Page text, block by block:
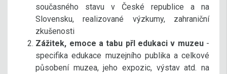
současného stavu v České republice a na
Slovensku, realizované výzkumy, zahraniční
zkušenosti
Zážitek, emoce a tabu přI edukaci v muzeu-
specifika edukace muzejního publika a celkové
působení muzea, jeho expozic, výstav atd. na